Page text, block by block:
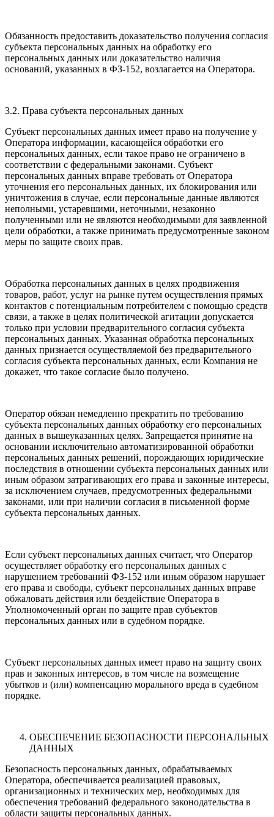
Обязанность предоставить доказательство получения согласия
субъекта персональных данных на обработку его
персональных данных или доказательство наличия
оснований, указанных в ФЗ-152, возлагается на Оператора.
3.2. Права субъекта персональных данных
Субъект персональных данных имеет право на получение у
Оператора информации, касающейся обработки его
персональных данных, если такое право не ограничено в
соответствии с федеральными законами. Субъект
персональных данных вправе требовать от Оператора
уточнения его персональных данных, их блокирования или
уничтожения в случае, если персональные данные являются
неполными, устаревшими, неточными, незаконно
полученными или не являются необходимыми для заявленной
цели обработки, а также принимать предусмотренные законом
меры по защите своих прав.
Обработка персональных данных в целях продвижения
товаров, работ, услуг на рынке путем осуществления прямых
контактов с потенциальным потребителем с помощью средств
связи, а также в целях политической агитации допускается
только при условии предварительного согласия субъекта
персональных данных. Указанная обработка персональных
данных признается осуществляемой без предварительного
согласия субъекта персональных данных, если Компания не
докажет, что такое согласие было получено.
Оператор обязан немедленно прекратить по требованию
субъекта персональных данных обработку его персональных
данных в вышеуказанных целях. Запрещается принятие на
основании исключительно автоматизированной обработки
персональных данных решений, порождающих юридические
последствия в отношении субъекта персональных данных или
иным образом затрагивающих его права и законные интересы,
за исключением случаев, предусмотренных федеральными
законами, или при наличии согласия в письменной форме
субъекта персональных данных.
Если субъект персональных данных считает, что Оператор
осуществляет обработку его персональных данных с
нарушением требований ФЗ-152 или иным образом нарушает
его права и свободы, субъект персональных данных вправе
обжаловать действия или бездействие Оператора в
Уполномоченный орган по защите прав субъектов
персональных данных или в судебном порядке.
Субъект персональных данных имеет право на защиту своих
прав и законных интересов, в том числе на возмещение
убытков и (или) компенсацию морального вреда в судебном
порядке.
ОБЕСПЕЧЕНИЕ БЕЗОПАСНОСТИ ПЕРСОНАЛЬНЫХ
ДАННЫХ
Безопасность персональных данных, обрабатываемых
Оператора, обеспечивается реализацией правовых,
организационных и технических мер, необходимых для
обеспечения требований федерального законодательства в
области защиты персональных данных.